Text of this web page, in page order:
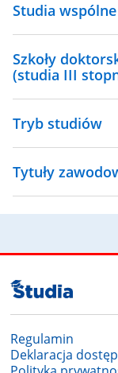
Studia wspólne
Szkoły
(studia III
Tryb studiów
Tytuły
Regulamin
Deklaracja